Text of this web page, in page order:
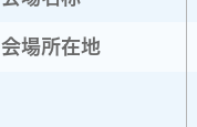
会場所在地